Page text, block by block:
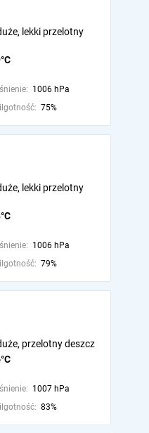
lekki przelotny
1006 hPa
75%
lekki przelotny
1006 hPa
79%
przelotny deszcz
1007 hPa
83%